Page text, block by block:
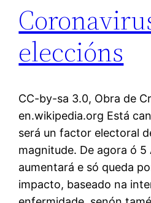
eleccións
CC-by-sa 3.0, Obra de
en.wikipedia.org Está
será un factor electoral
magnitude. De agora ó
aumentará e só queda
impacto, baseado na